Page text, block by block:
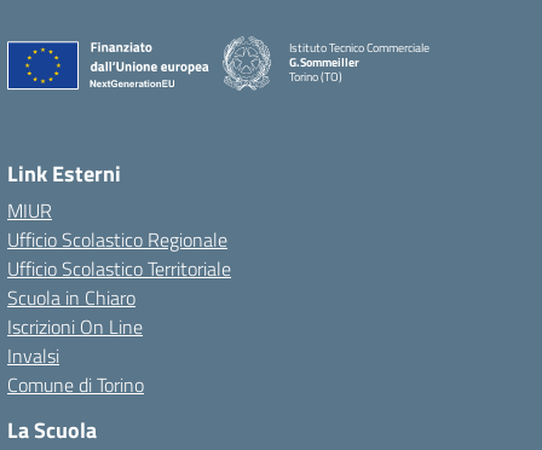
Istituto Tecnico Commerciale
G.Sommeiller
Torino (TO)
Link Esterni
MIUR
Ufficio Scolastico Regionale
Ufficio Scolastico Territoriale
Scuola in Chiaro
Iscrizioni On Line
Invalsi
Comune di Torino
La Scuola